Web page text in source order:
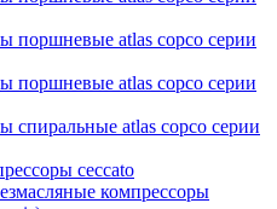
поршневые atlas copco серии
поршневые atlas copco серии
спиральные atlas copco серии
ceccato
компрессоры